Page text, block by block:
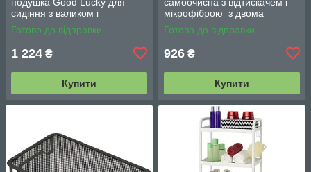
сидіння з валиком і
підлокітниками
Готово до відправки
1 224 ₴
Купити
мікрофіброю з двома
змінними насадками M06
42см
Готово до відправки
926 ₴
Купити